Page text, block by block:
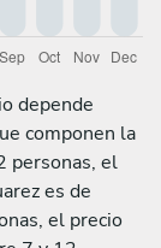
depende
componen la
personas, el
es de
el precio